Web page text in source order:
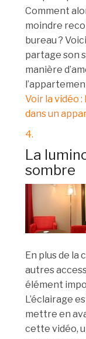
Comment
moindre
bureau ?
partage son
manière
Voir la vidéo
dans un
4.
La
sombre
En plus de la
autres
élément
L’éclairage
mettre en
cette vidéo,